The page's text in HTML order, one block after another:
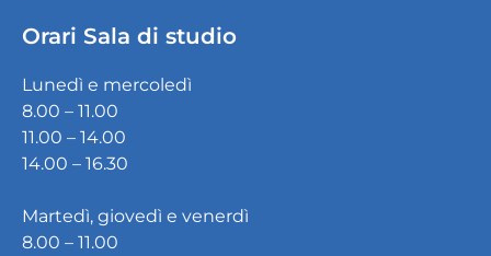
Orari Sala di studio
Lunedì e mercoledì
8.00 – 11.00
11.00 – 14.00
14.00 – 16.30
Martedì, giovedì e venerdì
8.00 – 11.00